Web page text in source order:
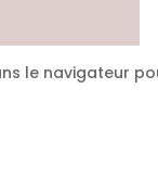
le navigateur